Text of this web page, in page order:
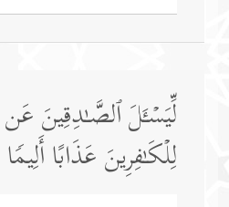
لِّیَسۡـَٔلَ ٱلصَّـٰدِقِینَ
لِلۡكَـٰفِرِینَ عَذَابًا أَلِیمࣰا